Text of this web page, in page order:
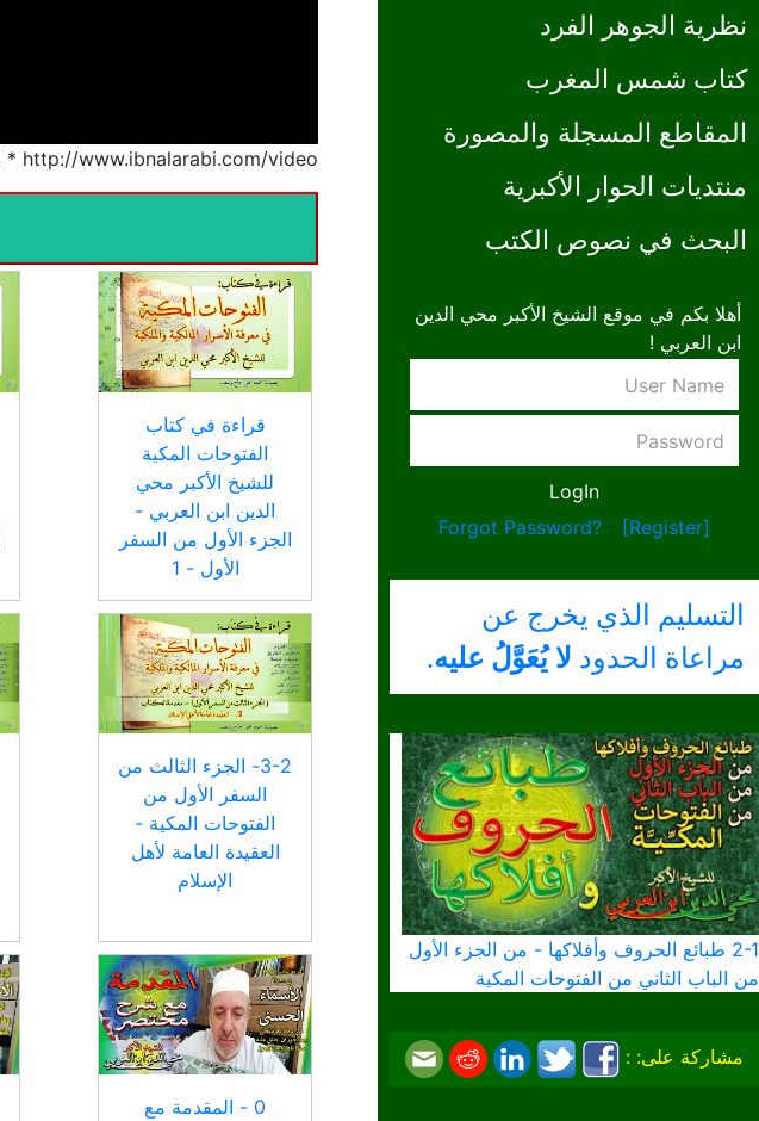
نظرية الجوهر الفرد
كتاب شمس المغرب
المقاطع المسجلة والمصورة
منتديات الحوار الأكبرية
البحث في نصوص الكتب
أهلا بكم في موقع الشيخ الأكبر محي الدين
ابن العربي !
Forgot Password? - [Register]
التسليم الذي يخرج عن
مراعاة الحدود لا يُعَوَّلُ عليه.
2-1 طبائع الحروف وأفلاكها - من الجزء الأول
من الباب الثاني من الفتوحات المكية
مشاركة على: :
http://www.ibnalarabi.com/video * لكي يصلك ما هو جديد -- * الاشتراك في القناة * إعجاب
قراءة في كتاب
الفتوحات المكية
للشيخ الأكبر محي
الدين ابن العربي -
الجزء الأول من السفر
الأول - 1
3-2- الجزء الثالث من
السفر الأول من
الفتوحات المكية -
العقيدة العامة لأهل
الإسلام
0 - المقدمة مع